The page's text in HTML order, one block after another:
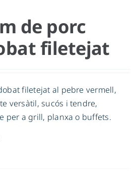
de porc
filetejat
filetejat al pebre vermell,
versàtil, sucós i tendre,
per a grill, planxa o buffets.